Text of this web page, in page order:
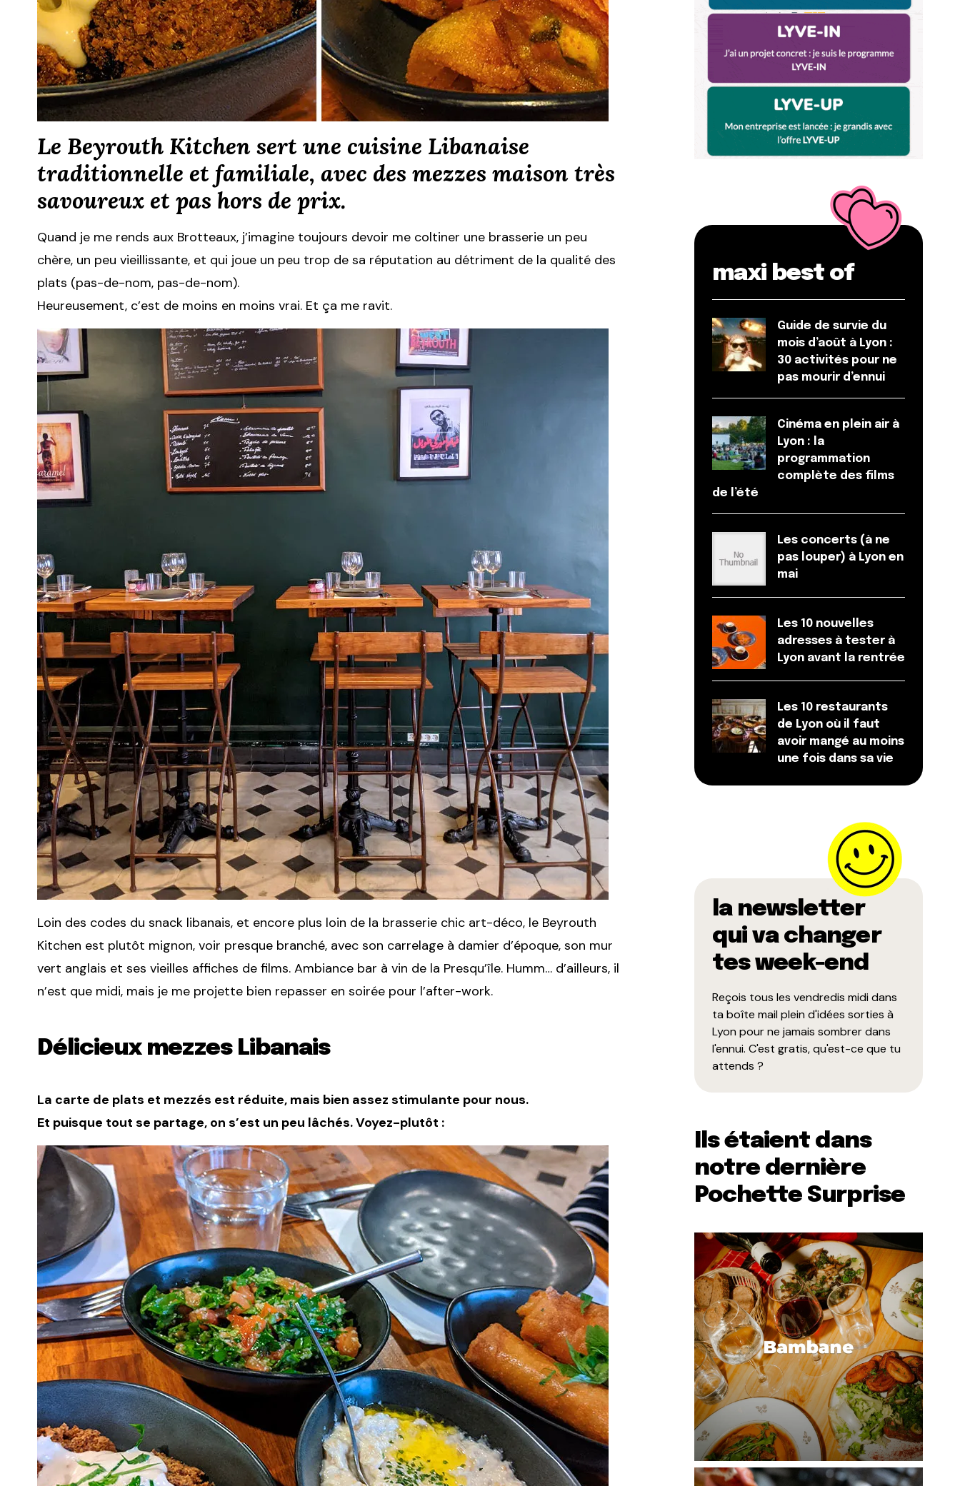
Le Beyrouth Kitchen sert une cuisine Libanaise
traditionnelle et familiale, avec des mezzes maison très
savoureux et pas hors de prix.
Quand je me rends aux Brotteaux, j’imagine toujours devoir me coltiner une brasserie un peu
chère, un peu vieillissante, et qui joue un peu trop de sa réputation au détriment de la qualité des
plats (pas-de-nom, pas-de-nom).
Heureusement, c’est de moins en moins vrai. Et ça me ravit.
Loin des codes du snack libanais, et encore plus loin de la brasserie chic art-déco, le Beyrouth
Kitchen est plutôt mignon, voir presque branché, avec son carrelage à damier d’époque, son mur
vert anglais et ses vieilles affiches de films. Ambiance bar à vin de la Presqu’île. Humm… d’ailleurs, il
n’est que midi, mais je me projette bien repasser en soirée pour l’after-work.
Délicieux mezzes Libanais
La carte de plats et mezzés est réduite, mais bien assez stimulante pour nous.
Et puisque tout se partage, on s’est un peu lâchés. Voyez-plutôt :
maxi best of
Guide de survie du
mois d’août à Lyon :
30 activités pour ne
pas mourir d’ennui
Cinéma en plein air à
Lyon : la
programmation
complète des films
de l’été
Les concerts (à ne
pas louper) à Lyon en
mai
Les 10 nouvelles
adresses à tester à
Lyon avant la rentrée
Les 10 restaurants
de Lyon où il faut
avoir mangé au moins
une fois dans sa vie
la newsletter
qui va changer
tes week-end
Reçois tous les vendredis midi dans
ta boîte mail plein d'idées sorties à
Lyon pour ne jamais sombrer dans
l'ennui. C'est gratis, qu'est-ce que tu
attends ?
Ils étaient dans
notre dernière
Pochette Surprise